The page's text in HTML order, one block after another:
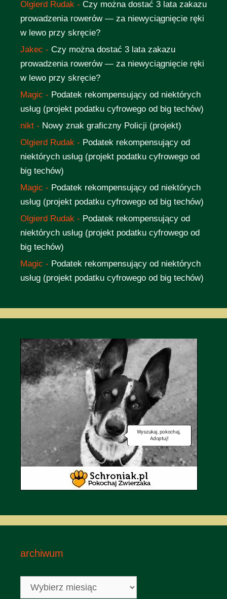
Olgierd Rudak - Czy można dostać 3 lata zakazu
prowadzenia rowerów — za niewyciągnięcie ręki
w lewo przy skręcie?
Jakec - Czy można dostać 3 lata zakazu
prowadzenia rowerów — za niewyciągnięcie ręki
w lewo przy skręcie?
Magic - Podatek rekompensujący od niektórych
usług (projekt podatku cyfrowego od big techów)
nikt - Nowy znak graficzny Policji (projekt)
Olgierd Rudak - Podatek rekompensujący od
niektórych usług (projekt podatku cyfrowego od
big techów)
Magic - Podatek rekompensujący od niektórych
usług (projekt podatku cyfrowego od big techów)
Olgierd Rudak - Podatek rekompensujący od
niektórych usług (projekt podatku cyfrowego od
big techów)
Magic - Podatek rekompensujący od niektórych
usług (projekt podatku cyfrowego od big techów)
archiwum
archiwum